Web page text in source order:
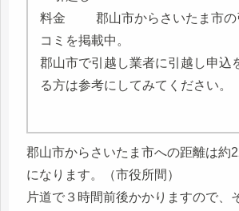
郡山市からさいたま市
コミを掲載中。
郡山市で引越し業者に引越し申込
る方は参考にしてみてください。
郡山市からさいたま市への距離は約
になります。（市役所間）
片道で３時間前後かかりますので、